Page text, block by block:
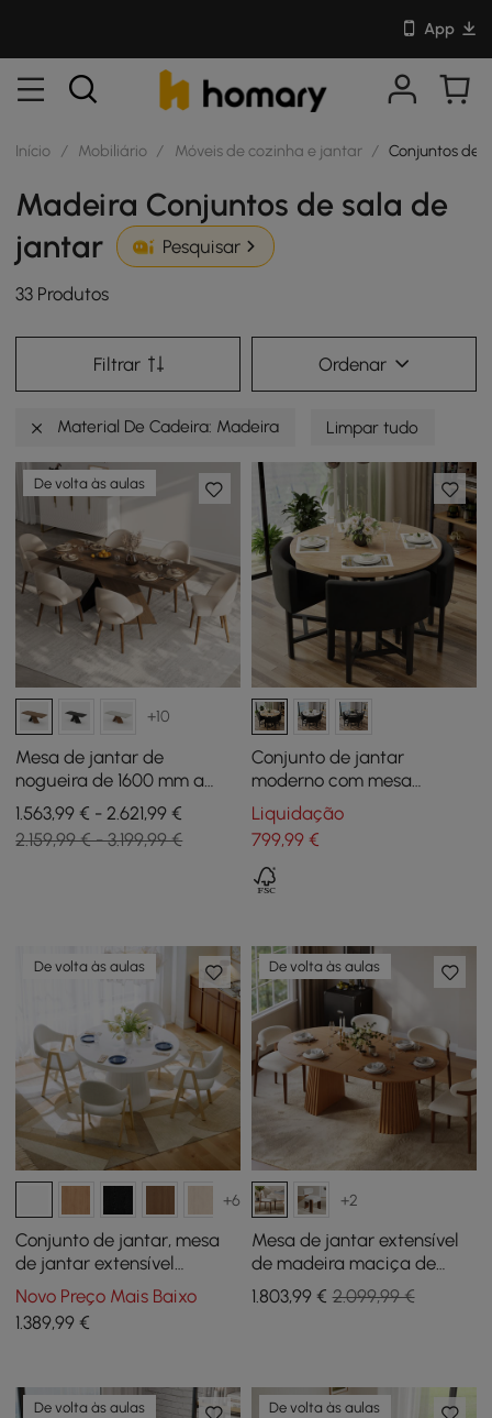
App
Início / Mobiliário / Móveis de cozinha e jantar / Conjuntos de
Madeira Conjuntos de sala de
jantar
Pesquisar
33 Produtos
Filtrar Ordenar
Material De Cadeira: Madeira Limpar tudo
De volta às aulas
+10
Mesa de jantar de
nogueira de 1600 mm a
2000 mm e conjunto de 6
cadeiras de jantar
1.563,99 € - 2.621,99 €
2.159,99 € - 3.199,99 €
Conjunto de jantar
moderno com mesa
redonda de madeira
natural e 4 cadeiras cinza
Liquidação
799,99€
De volta às aulas
+6
Conjunto de jantar, mesa
de jantar extensível
Japandi de 39 “a 55",
branca com 4 cadeiras
Novo Preço Mais Baixo
1.389,99 €
De volta às aulas
+2
Mesa de jantar extensível
de madeira maciça de
1200 mm a 2000 mm com 4
cadeiras
1.803,99€ 2.099,99 €
De volta às aulas De volta às aulas